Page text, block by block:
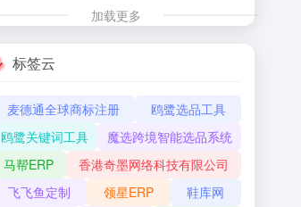
加载更多
标签云
麦德通全球商标注册
鸥鹭选品工具
鸥鹭关键词工具
魔选跨境智能选品系统
马帮ERP
香港奇墨网络科技有限公司
飞飞鱼定制
领星ERP
鞋库网